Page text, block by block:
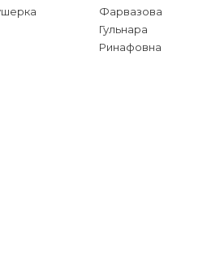
Фарвазова
Гульнара
Ринафовна